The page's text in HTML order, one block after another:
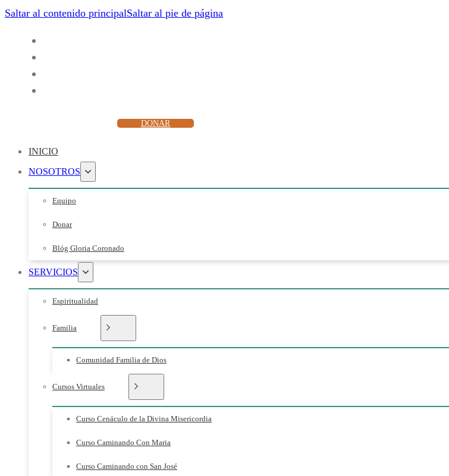
Saltar al contenido principalSaltar al pie de página
DONAR
INICIO
NOSOTROS
Equipo
Donar
Blóg Gloria Coronado
SERVICIOS
Espiritualidad
Familia
Comunidad Familia de Dios
Cursos Virtuales
Curso Cenáculo de la Divina Misericordia
Curso Caminando Con Maria
Curso Caminando con San José